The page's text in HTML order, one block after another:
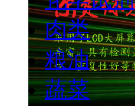
肉类
粮油
蔬菜